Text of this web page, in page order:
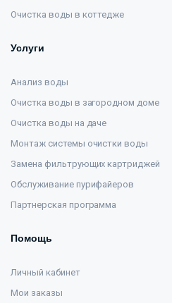
Очистка воды в коттедже
Услуги
Анализ воды
Очистка воды в загородном доме
Очистка воды на даче
Монтаж системы очистки воды
Замена фильтрующих картриджей
Обслуживание пурифайеров
Партнерская программа
Помощь
Личный кабинет
Мои заказы